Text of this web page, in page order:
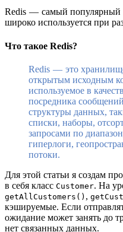
Redis — самый популярный
широко используется при
Что такое Redis?
Redis — это
открытым исходным
используемое в
посредника
структуры данных,
списки, наборы,
запросами по
гиперлоги,
потоки.
Для этой статьи я создам
в себя класс Customer. На
getAllCustomers() ,
кэшируемые. Если
ожидание может занять до
нет связанных данных.